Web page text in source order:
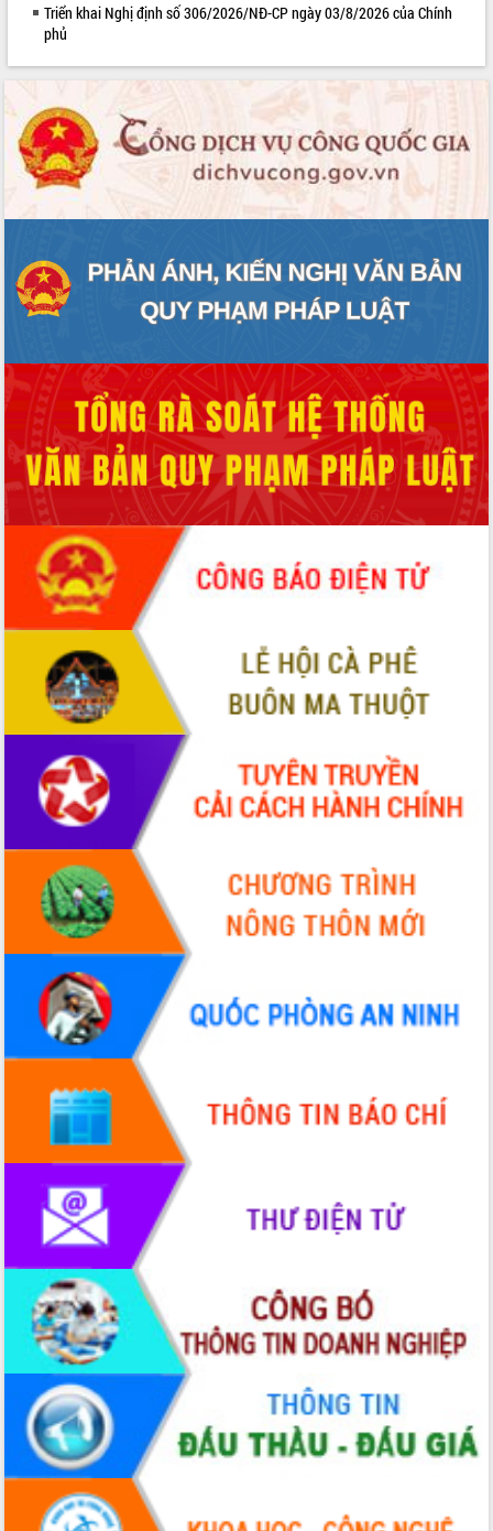
mặt Đoàn chuyên gia y tế TP. Hồ Chí
Minh
Lễ truy điệu và an táng hài cốt liệt sĩ
tại Nghĩa trang Liệt sĩ xã Sơn Hòa
Bàn giải pháp tháo gỡ khó khăn trong
xuất khẩu sầu riêng và triển khai quy
định EUDR
Thứ trưởng Bộ Nông nghiệp và Môi
sầu riêng tại Đắk Lắk
Trình diễn nghệ thuật chế biến các
món ăn từ sầu riêng
Ngành cá ngừ Đắk Lắk chủ động thích
ứng để giữ vững thị trường xuất khẩu
Diễn đàn Kinh tế tư nhân Việt Nam đột
phá cơ chế - Hợp tác công tư
Đề án 06 tạo bước ngoặt đột phá trong
cải cách hành chính tỉnh Đắk Lắk
Kết nối tour, đẩy mạnh chuyển đổi số
để phát triển du lịch Đắk Lắk
Khởi động Dự án Đầu tư xây dựng hạ
tầng kỹ thuật Cụm công nghiệp Tân
Tiến
Gặp mặt các cơ quan báo chí nhân Kỷ
niệm 101 năm Ngày Báo chí Cách
mạng Việt Nam
Đắk Lắk sơ kết 4 năm triển khai thực
hiện Đề án 06 của Chính phủ
Họp báo thông tin về Hội nghị Công bố
Quy hoạch và Xúc tiến đầu tư tỉnh Đắk
Khơi thông điểm nghẽn, đẩy nhanh
giải ngân vốn khắc phục thiên tai
HĐND tỉnh thông qua điều chỉnh Quy
hoạch tỉnh thời kỳ 2021-2030
Hội thảo góp ý hồ sơ điều chỉnh quy
hoạch tỉnh Đắk Lắk thời kỳ 2021-2030,
tầm nhìn đến năm 2050
Nâng cao hiệu quả hoạt động của các
doanh nghiệp nhà nước
Hội nghị triển khai kết nối mạng
truyền số liệu chuyên dùng phục vụ cơ
quan Đảng, Nhà nước
Lễ phát động chuỗi hoạt động chung
tay làm sạch môi trường
Xã Ea Kar bước chuyển mình trong
công tác cải cách hành chính mô hình
UBND tỉnh họp báo định kỳ tháng 4
năm 2026
Hội thảo khoa học “Giải pháp thúc đẩy
phát triển nền kinh tế xanh tại tỉnh
Đắk Lắk”
Tăng cường giám sát, đôn đốc thực
hiện nhiệm vụ quản lý tài sản công
hàng tuần
Tháo gỡ những vướng mắc, đẩy mạnh
công tác cải cách thủ tục hành chính
tại Trung tâm Phục vụ hành chính
công tỉnh
LIÊN KẾT WEB
Triển khai Nghị định số 306/2026/NĐ-CP ngày 03/8/2026 của Chính
phủ